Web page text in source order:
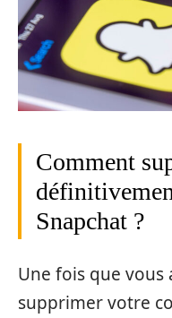
Comment
Snapchat ?
Une fois que vous
supprimer votre